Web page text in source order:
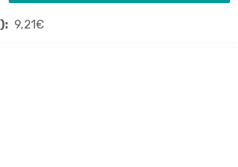
9,21€